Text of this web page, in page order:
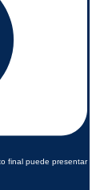
final puede presentar